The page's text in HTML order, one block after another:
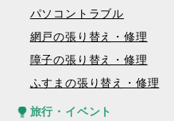
パソコントラブル
網戸の張り替え・修理
障子の張り替え・修理
ふすまの張り替え・修理
旅行・イベント